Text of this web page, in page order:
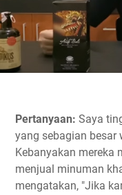
Pertanyaan: Saya
yang sebagian besar
Kebanyakan mereka
menjual minuman
mengatakan, "Jika